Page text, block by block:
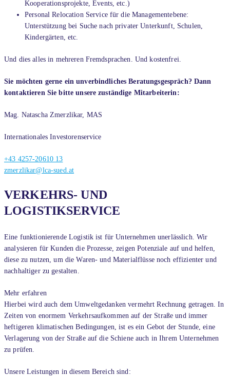
Kooperationsprojekte, Events, etc.)
Personal Relocation Service für die Managementebene:
Unterstützung bei Suche nach privater Unterkunft, Schulen,
Kindergärten, etc.
Und dies alles in mehreren Fremdsprachen. Und kostenfrei.
Sie möchten gerne ein unverbindliches Beratungsgespräch? Dann
kontaktieren Sie bitte unsere zuständige Mitarbeiterin:
Mag. Natascha Zmerzlikar, MAS
Internationales Investorenservice
+43 4257-20610 13
zmerzlikar@lca-sued.at
VERKEHRS- UND
LOGISTIKSERVICE
Eine funktionierende Logistik ist für Unternehmen unerlässlich. Wir
analysieren für Kunden die Prozesse, zeigen Potenziale auf und helfen,
diese zu nutzen, um die Waren- und Materialflüsse noch effizienter und
nachhaltiger zu gestalten.
Mehr erfahren
Hierbei wird auch dem Umweltgedanken vermehrt Rechnung getragen. In
Zeiten von enormem Verkehrsaufkommen auf der Straße und immer
heftigeren klimatischen Bedingungen, ist es ein Gebot der Stunde, eine
Verlagerung von der Straße auf die Schiene auch in Ihrem Unternehmen
zu prüfen.
Unsere Leistungen in diesem Bereich sind: